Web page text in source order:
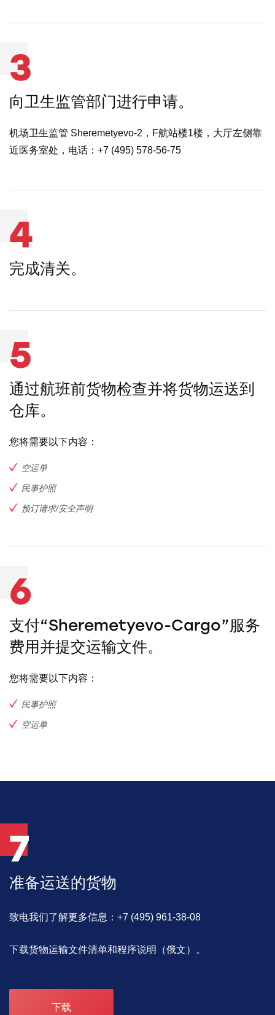
3
向卫生监管部门进行申请。
机场卫生监管 Sheremetyevo-2，F航站楼1楼，大厅左侧靠
近医务室处，电话：+7 (495) 578-56-75
4
完成清关。
5
通过航班前货物检查并将货物运送到
仓库。
您将需要以下内容：
空运单
民事护照
预订请求/安全声明
6
支付“Sheremetyevo-Cargo”服务
费用并提交运输文件。
您将需要以下内容：
民事护照
空运单
7
准备运送的货物
致电我们了解更多信息：+7 (495) 961-38-08
下载货物运输文件清单和程序说明（俄文）。
下载